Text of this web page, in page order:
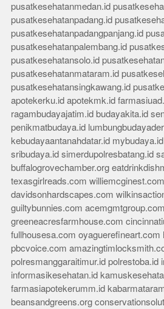
pusatkesehatanmedan.id
pusatkesehatanpadang.id
pusatkesehatanpadangpanjang.id
pusatkesehatanpalembang.id
pusatkesehatansolo.id
pusatkesehatanmataram.id
pusatkesehatansingkawang.id
apotekerku.id apotekmk.id
ragambudayajatim.id budayakita.id
penikmatbudaya.id
kebudayaantanahdatar.id mybudaya.id
sribudaya.id simerdupolresbatang.id
buffalogrovechamber.org
texasgirlreads.com williemcginest.com
davidsonhardscapes.com
guiltybunnies.com acemgmtgroup.com
greeneacresfarmhouse.com
fullhousesa.com oyaguerefineart.com
pbcvoice.com
polresmanggaraitimur.id polrestoba.id
informasikesehatan.id
farmasiapotekerumm.id
beansandgreens.org